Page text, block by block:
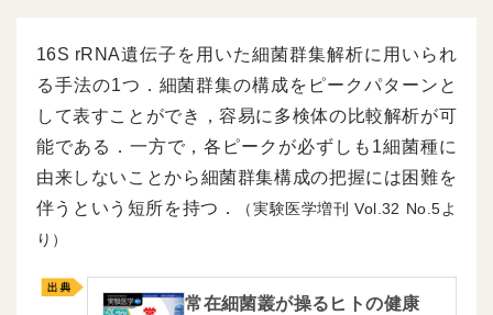
16S rRNA遺伝子を用いた細菌群集解析に用いられ
る手法の1つ．細菌群集の構成をピークパターンと
して表すことができ，容易に多検体の比較解析が可
能である．一方で，各ピークが必ずしも1細菌種に
由来しないことから細菌群集構成の把握には困難を
伴うという短所を持つ．
（実験医学増刊 32
5よ
り）
常在細菌叢が操るヒトの健康